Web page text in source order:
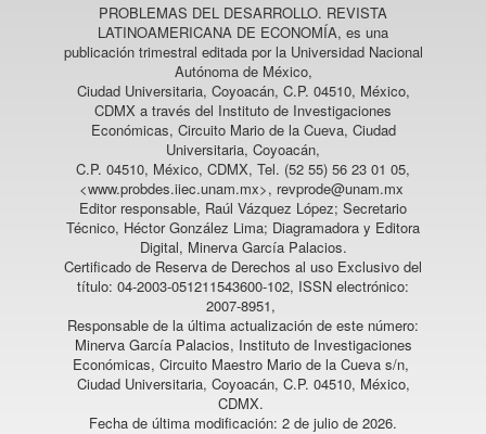
PROBLEMAS DEL DESARROLLO. REVISTA
LATINOAMERICANA DE ECONOMÍA, es una
publicación trimestral editada por la Universidad Nacional
Autónoma de México,
Ciudad Universitaria, Coyoacán, C.P. 04510, México,
CDMX a través del Instituto de Investigaciones
Económicas, Circuito Mario de la Cueva, Ciudad
Universitaria, Coyoacán,
C.P. 04510, México, CDMX, Tel. (52 55) 56 23 01 05,
<www.probdes.iiec.unam.mx>, revprode@unam.mx
Editor responsable, Raúl Vázquez López; Secretario
Técnico, Héctor González Lima; Diagramadora y Editora
Digital, Minerva García Palacios.
Certificado de Reserva de Derechos al uso Exclusivo del
título: 04-2003-051211543600-102, ISSN electrónico:
2007-8951,
Responsable de la última actualización de este número:
Minerva García Palacios, Instituto de Investigaciones
Económicas, Circuito Maestro Mario de la Cueva s/n,
Ciudad Universitaria, Coyoacán, C.P. 04510, México,
CDMX.
Fecha de última modificación: 2 de julio de 2026.